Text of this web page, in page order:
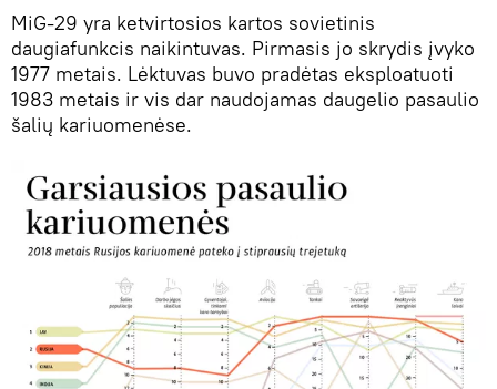
MiG-29 yra ketvirtosios kartos sovietinis
daugiafunkcis naikintuvas. Pirmasis jo skrydis įvyko
1977 metais. Lėktuvas buvo pradėtas eksploatuoti
1983 metais ir vis dar naudojamas daugelio pasaulio
šalių kariuomenėse.